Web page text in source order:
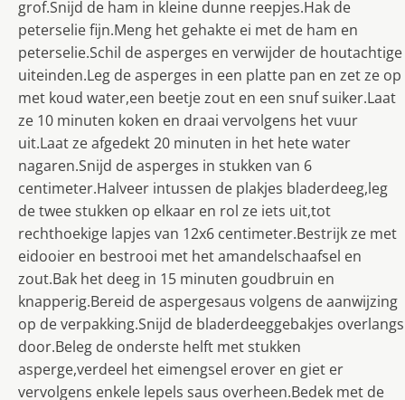
grof.Snijd de ham in kleine dunne reepjes.Hak de
peterselie fijn.Meng het gehakte ei met de ham en
peterselie.Schil de asperges en verwijder de houtachtige
uiteinden.Leg de asperges in een platte pan en zet ze op
met koud water,een beetje zout en een snuf suiker.Laat
ze 10 minuten koken en draai vervolgens het vuur
uit.Laat ze afgedekt 20 minuten in het hete water
nagaren.Snijd de asperges in stukken van 6
centimeter.Halveer intussen de plakjes bladerdeeg,leg
de twee stukken op elkaar en rol ze iets uit,tot
rechthoekige lapjes van 12x6 centimeter.Bestrijk ze met
eidooier en bestrooi met het amandelschaafsel en
zout.Bak het deeg in 15 minuten goudbruin en
knapperig.Bereid de aspergesaus volgens de aanwijzing
op de verpakking.Snijd de bladerdeeggebakjes overlangs
door.Beleg de onderste helft met stukken
asperge,verdeel het eimengsel erover en giet er
vervolgens enkele lepels saus overheen.Bedek met de